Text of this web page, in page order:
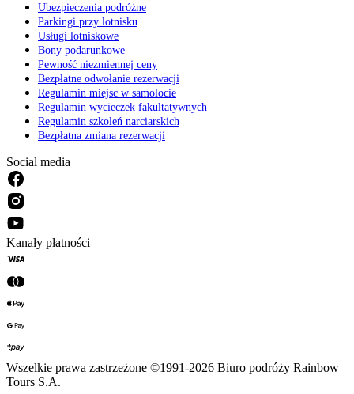
Ubezpieczenia podróżne
Parkingi przy lotnisku
Usługi lotniskowe
Bony podarunkowe
Pewność niezmiennej ceny
Bezpłatne odwołanie rezerwacji
Regulamin miejsc w samolocie
Regulamin wycieczek fakultatywnych
Regulamin szkoleń narciarskich
Bezpłatna zmiana rezerwacji
Social media
Kanały płatności
Wszelkie prawa zastrzeżone ©1991-2026 Biuro podróży Rainbow
Tours S.A.